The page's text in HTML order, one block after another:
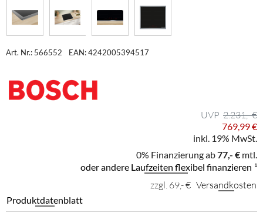
Art. Nr.: 566552 EAN: 4242005394517
2.231,- €
769,99 €
inkl. 19% MwSt.
0% Finanzierung ab77,- € mtl.
oder andere Laufzeiten flexibel finanzieren ¹
zzgl. 69,- € Versandkosten
Produktdatenblatt